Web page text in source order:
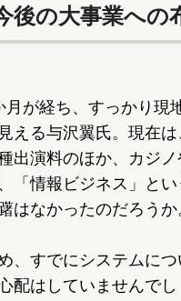
後の大事業への
が経ち、すっかり現
える与沢翼氏。現在は
出演料のほか、カジノ
「情報ビジネス」とい
はなかったのだろうか
、すでにシステムにつ
配はしていませんでし